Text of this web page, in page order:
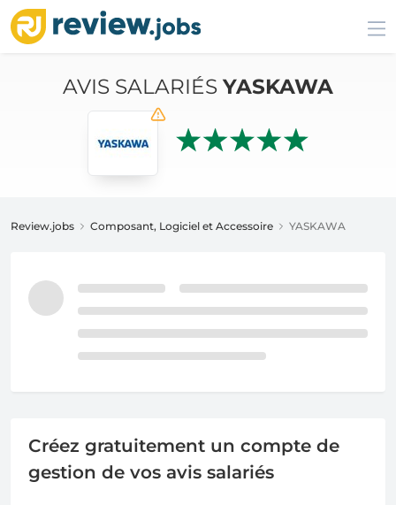
AVIS SALARIÉS YASKAWA
Review.jobs Composant, Logiciel et Accessoire YASKAWA
Créez gratuitement un compte de
gestion de vos avis salariés